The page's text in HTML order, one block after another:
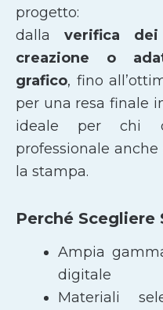
progetto:
dalla verifica
creazione o
grafico, fino
per una resa finale
ideale per chi
professionale
la stampa.
Perché Scegliere
Ampia
digitale
Materiali